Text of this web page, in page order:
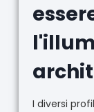
I diversi